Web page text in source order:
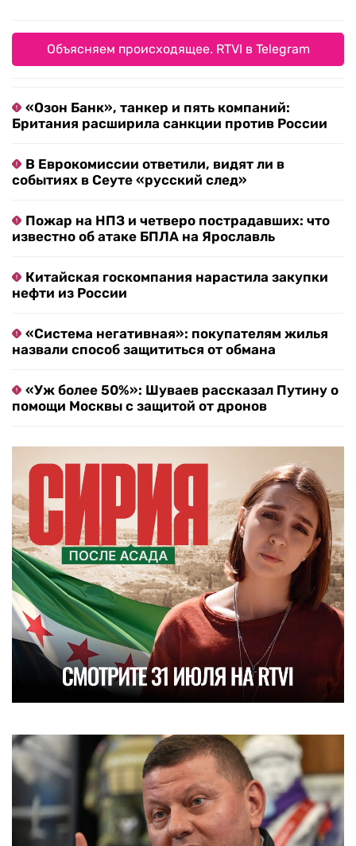
Объясняем происходящее. RTVI в Telegram
«Озон Банк», танкер и пять компаний:
Британия расширила санкции против России
В Еврокомиссии ответили, видят ли в
событиях в Сеуте «русский след»
Пожар на НПЗ и четверо пострадавших: что
известно об атаке БПЛА на Ярославль
Китайская госкомпания нарастила закупки
нефти из России
«Система негативная»: покупателям жилья
назвали способ защититься от обмана
«Уж более 50%»: Шуваев рассказал Путину о
помощи Москвы с защитой от дронов